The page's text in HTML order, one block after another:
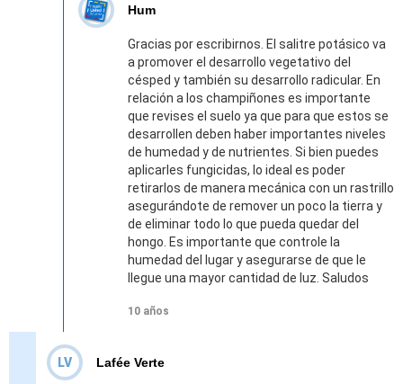
Hum
Gracias por escribirnos. El salitre potásico va
a promover el desarrollo vegetativo del
césped y también su desarrollo radicular. En
relación a los champiñones es importante
que revises el suelo ya que para que estos se
desarrollen deben haber importantes niveles
de humedad y de nutrientes. Si bien puedes
aplicarles fungicidas, lo ideal es poder
retirarlos de manera mecánica con un rastrillo
asegurándote de remover un poco la tierra y
de eliminar todo lo que pueda quedar del
hongo. Es importante que controle la
humedad del lugar y asegurarse de que le
llegue una mayor cantidad de luz. Saludos
10 años
LV Lafée Verte